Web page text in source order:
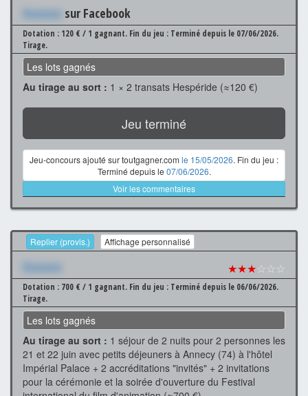
Xxxxxxx sur Facebook
Dotation : 120 € / 1 gagnant. Fin du jeu : Terminé depuis le 07/06/2026.
Tirage.
Les lots gagnés
Au tirage au sort : 1 × 2 transats Hespéride (≈120 €)
Jeu terminé
Jeu-concours ajouté sur toutgagner.com le 15/05/2026. Fin du jeu :
Terminé depuis le 07/06/2026.
Voir les commentaires
Replier (provis.) Affichage personnalisé
Xxxxxxx ★★★☆☆☆
Dotation : 700 € / 1 gagnant. Fin du jeu : Terminé depuis le 06/06/2026.
Tirage.
Les lots gagnés
Au tirage au sort : 1 séjour de 2 nuits pour 2 personnes les
21 et 22 juin avec petits déjeuners à Annecy (74) à l'hôtel
Impérial Palace + 2 accréditations "invités" + 2 invitations
pour la cérémonie et la soirée d'ouverture du Festival